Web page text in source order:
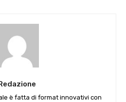
è fatta di format innovativi con